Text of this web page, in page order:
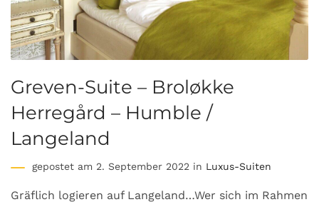
Greven-Suite – Broløkke
Herregård – Humble /
Langeland
gepostet am 2. September 2022 in Luxus-Suiten
Gräflich logieren auf Langeland…Wer sich im Rahmen